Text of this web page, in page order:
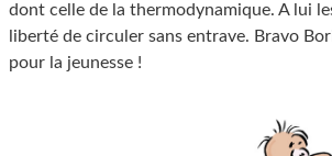
dont celle de la thermodynamique. A lui
liberté de circuler sans entrave. Bravo
pour la jeunesse !